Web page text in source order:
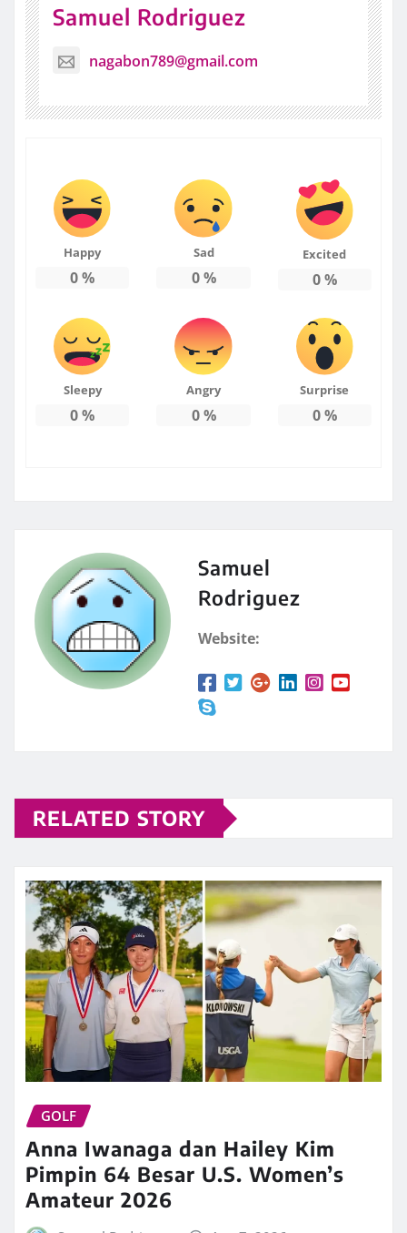
Samuel Rodriguez
nagabon789@gmail.com
Happy
0%
Sad
0%
Excited
0%
Sleepy
0%
Angry
0%
Surprise
0%
Samuel
Rodriguez
Website:
RELATED STORY
GOLF
Anna Iwanaga dan Hailey Kim
Pimpin 64 Besar U.S. Women’s
Amateur 2026